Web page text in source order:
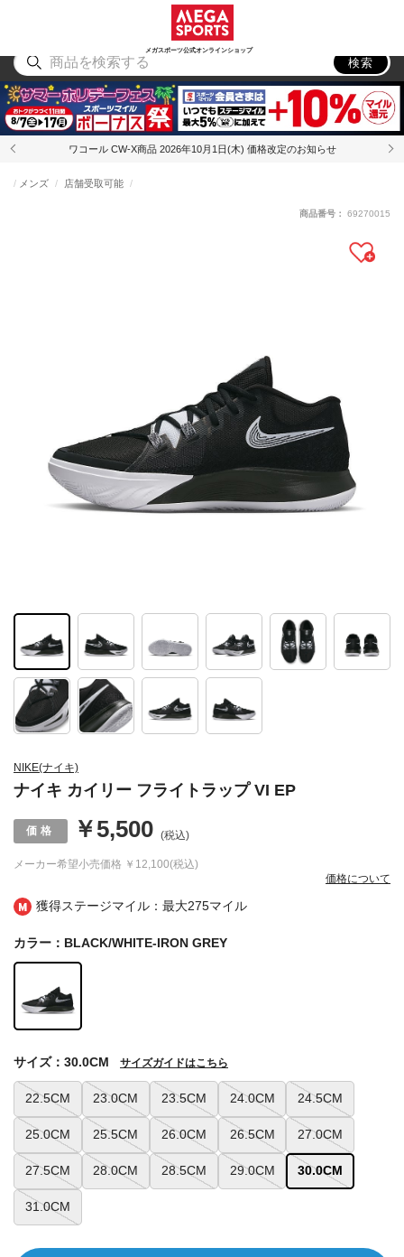
メガスポーツ公式オンラインショップ
アウトドア
検索
ワコール CW-X商品 2026年10月1日(木) 価格改定のお知らせ
獲得ステージマイル：最大275マイル
NIKE(ナイキ)
ナイキ カイリー フライトラップ VI EP
メンズ 店舗受取可能
メーカー希望小売価格 ￥12,100(税込)
￥5,500 (税込)
価格について
商品番号： 69270015
カラー：BLACK/WHITE-IRON GREY
22.5CM 23.0CM 23.5CM 24.0CM 24.5CM
25.0CM 25.5CM 26.0CM 26.5CM 27.0CM
27.5CM 28.0CM 28.5CM 29.0CM 30.0CM
31.0CM
サイズ：30.0CM サイズガイドはこちら